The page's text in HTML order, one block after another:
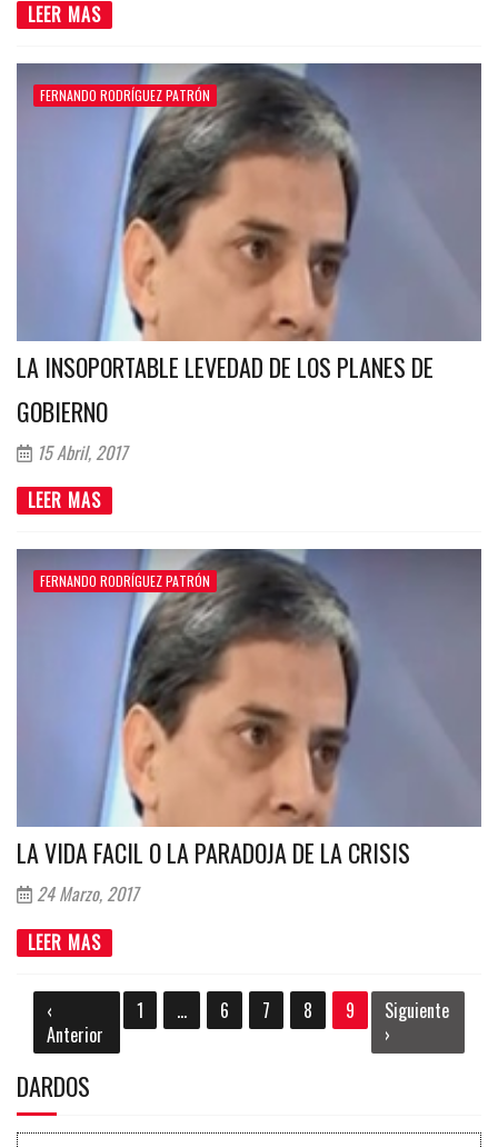
LEER MAS
FERNANDO RODRÍGUEZ PATRÓN
LA INSOPORTABLE LEVEDAD DE LOS PLANES DE
GOBIERNO
15 Abril, 2017
LEER MAS
FERNANDO RODRÍGUEZ PATRÓN
LA VIDA FACIL O LA PARADOJA DE LA CRISIS
24 Marzo, 2017
LEER MAS
‹
Anterior
1 ... 6 7 8 9
Siguiente
›
DARDOS